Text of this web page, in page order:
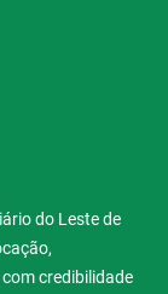
do Leste de
credibilidade